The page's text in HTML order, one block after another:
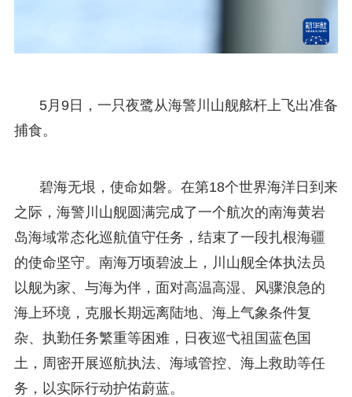
5月9日，一只夜鹭从海警川山舰舷杆上飞出准备
捕食。
碧海无垠，使命如磐。在第18个世界海洋日到来
之际，海警川山舰圆满完成了一个航次的南海黄岩
岛海域常态化巡航值守任务，结束了一段扎根海疆
的使命坚守。南海万顷碧波上，川山舰全体执法员
以舰为家、与海为伴，面对高温高湿、风骤浪急的
海上环境，克服长期远离陆地、海上气象条件复
杂、执勤任务繁重等困难，日夜巡弋祖国蓝色国
土，周密开展巡航执法、海域管控、海上救助等任
务，以实际行动护佑蔚蓝。